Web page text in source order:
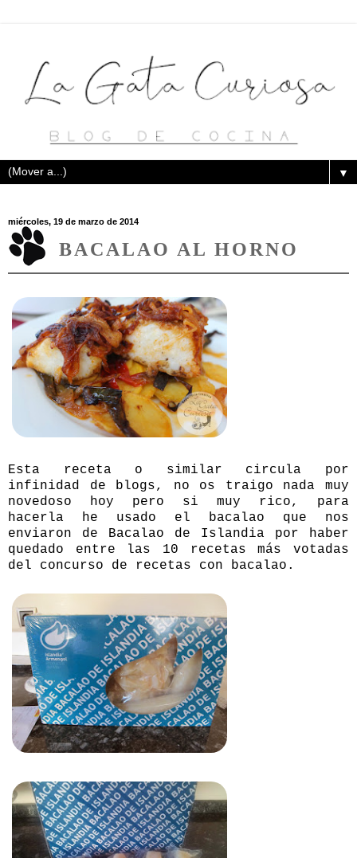
▼
miércoles, 19 de marzo de 2014
BACALAO AL HORNO
Esta receta o similar circula por
infinidad de blogs, no os traigo nada muy
novedoso hoy pero si muy rico, para
hacerla he usado el bacalao que nos
enviaron de Bacalao de Islandia por haber
quedado entre las 10 recetas más votadas
del concurso de recetas con bacalao.